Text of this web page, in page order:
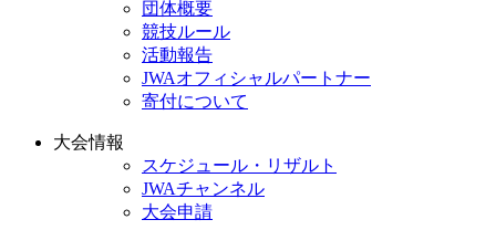
団体概要
競技ルール
活動報告
JWAオフィシャルパートナー
寄付について
大会情報
スケジュール・リザルト
JWAチャンネル
大会申請